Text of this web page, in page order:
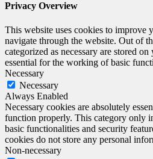
Privacy Overview
This website uses cookies to improve
navigate through the website. Out of
categorized as necessary are stored
essential for the working of basic
Necessary
Necessary
Always Enabled
Necessary cookies are absolutely
function properly. This category only
basic functionalities and security
cookies do not store any personal
Non-necessary